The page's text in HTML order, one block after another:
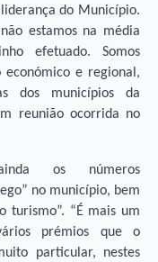
do Município.
estamos na média
efetuado. Somos
e regional,
dos municípios da
reunião ocorrida no
os números
no município, bem
turismo”. “É mais um
prémios que o
particular, nestes